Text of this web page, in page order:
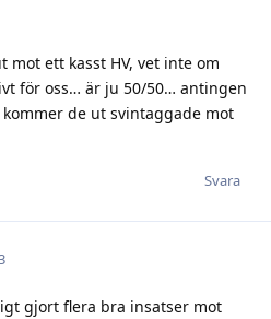
mot ett kasst HV, vet inte om
för oss… är ju 50/50… antingen
de ut svintaggade mot
Svara
gjort flera bra insatser mot